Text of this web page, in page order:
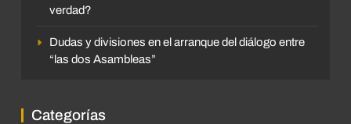
verdad?
Dudas y divisiones en el arranque del diálogo entre
“las dos Asambleas”
Categorías